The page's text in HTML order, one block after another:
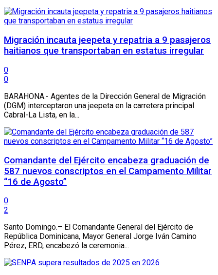
Migración incauta jeepeta y repatria a 9 pasajeros
haitianos que transportaban en estatus irregular
0
0
BARAHONA.- Agentes de la Dirección General de Migración
(DGM) interceptaron una jeepeta en la carretera principal
Cabral-La Lista, en la...
Comandante del Ejército encabeza graduación de
587 nuevos conscriptos en el Campamento Militar
“16 de Agosto”
0
2
Santo Domingo.– El Comandante General del Ejército de
República Dominicana, Mayor General Jorge Iván Camino
Pérez, ERD, encabezó la ceremonia...